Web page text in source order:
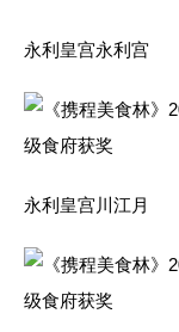
永利皇宫永利宫
永利皇宫川江月